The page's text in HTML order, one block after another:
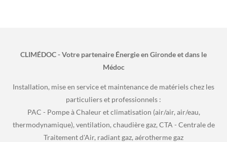
CLIMÉDOC - Votre partenaire Énergie en Gironde et dans le
Médoc
Installation, mise en service et maintenance de matériels chez les
particuliers et professionnels :
PAC - Pompe à Chaleur et climatisation (air/air, air/eau,
thermodynamique), ventilation, chaudière gaz, CTA - Centrale de
Traitement d'Air, radiant gaz, aérotherme gaz